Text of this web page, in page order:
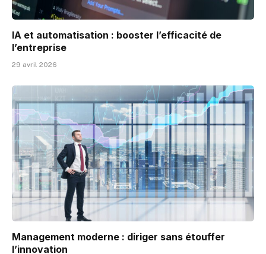
IA et automatisation : booster l’efficacité de
l’entreprise
29 avril 2026
Management moderne : diriger sans étouffer
l’innovation